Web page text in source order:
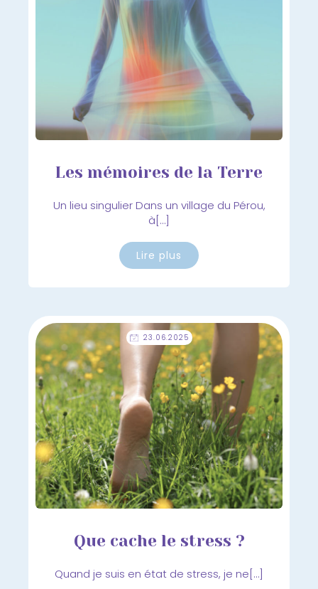
Les mémoires de la Terre
Un lieu singulier Dans un village du Pérou,
à[…]
Lire plus
23.06.2025
Que cache le stress ?
Quand je suis en état de stress, je ne[…]